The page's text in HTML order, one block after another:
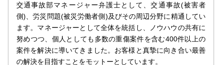
交通事故部マネージャー弁護士として、交通事故(被害者
側)、労災問題(被災労働者側)及びその周辺分野に精通してい
ます。マネージャーとして全体を統括し、ノウハウの共有に
努めつつ、個人としても多数の重傷案件を含む400件以上の
案件を解決に導いてきました。お客様と真摯に向き合い最善
の解決を目指すことをモットーとしています。